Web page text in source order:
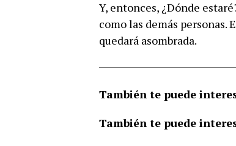
Y, entonces, ¿Dónde
como las demás personas.
quedará asombrada.
También te puede
También te puede